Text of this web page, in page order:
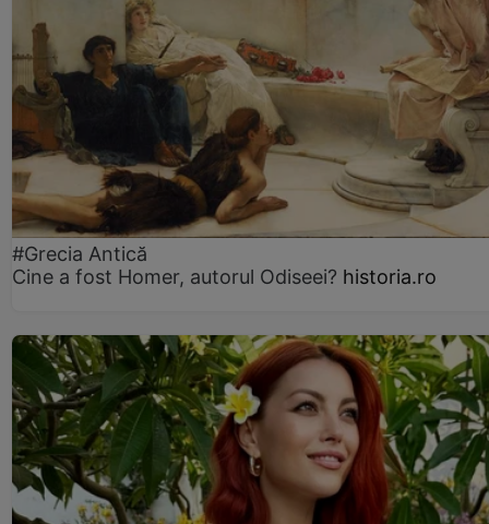
#Grecia Antică
Cine a fost Homer, autorul Odiseei? historia.ro